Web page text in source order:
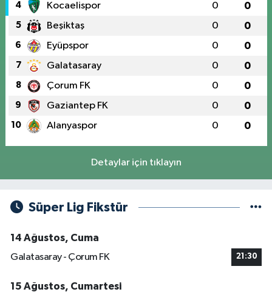
4 Kocaelispor 0 0
5 Beşiktaş 0 0
6 Eyüpspor 0 0
7 Galatasaray 0 0
8 Çorum FK 0 0
9 Gaziantep FK 0 0
10 Alanyaspor 0 0
Detaylar için tıklayın
Süper Lig Fikstür
14 Ağustos, Cuma
Galatasaray - Çorum FK
21:30
15 Ağustos, Cumartesi